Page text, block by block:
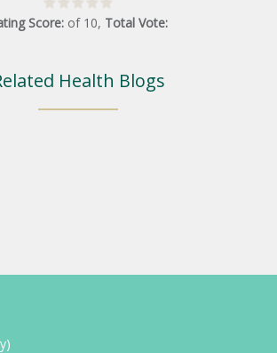
Score: of 10, Total Vote:
Health Blogs